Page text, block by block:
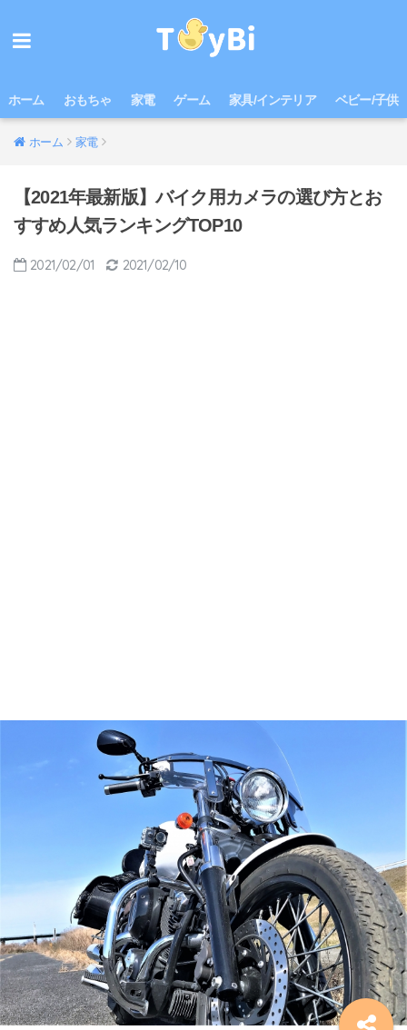
ホーム おもちゃ 家電 ゲーム 家具/インテリア ベビー/子供
ホーム 家電
【2021年最新版】バイク用カメラの選び方とお
すすめ人気ランキングTOP10
2021/02/01 2021/02/10